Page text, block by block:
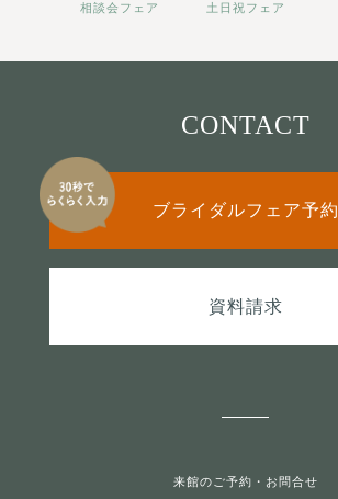
相談会フェア 土日祝フェア
CONTACT
ブライダルフェア予約
資料請求
来館のご予約・お問合せ